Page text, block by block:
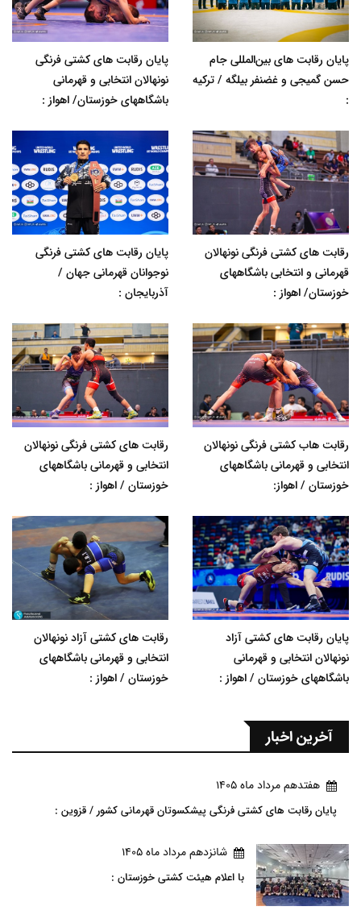
پایان رقابت های بین‌المللی جام
حسن گمیجی و غضنفر بیلگه / ترکیه
:
پایان رقابت های کشتی فرنگی
نونهالان انتخابی و قهرمانی
باشگاههای خوزستان/ اهواز :
رقابت های کشتی فرنگی نونهالان
قهرمانی و انتخابی باشگاههای
خوزستان/ اهواز :
پایان رقابت های کشتی فرنگی
نوجوانان قهرمانی جهان /
آذربایجان :
رقابت هاب کشتی فرنگی نونهالان
انتخابی و قهرمانی باشگاههای
خوزستان / اهواز:
رقابت های کشتی فرنگی نونهالان
انتخابی و قهرمانی باشگاههای
خوزستان / اهواز :
پایان رقابت های کشتی آزاد
نونهالان انتخابی و قهرمانی
باشگاههای خوزستان / اهواز :
رقابت های کشتی آزاد نونهالان
انتخابی و قهرمانی باشگاههای
خوزستان / اهواز :
آخرین اخبار
هفتدهم مرداد ماه 1405
پایان رقابت های کشتی فرنگی پیشکسوتان قهرمانی کشور / قزوین :
شانزدهم مرداد ماه 1405
با اعلام هیئت کشتی خوزستان :